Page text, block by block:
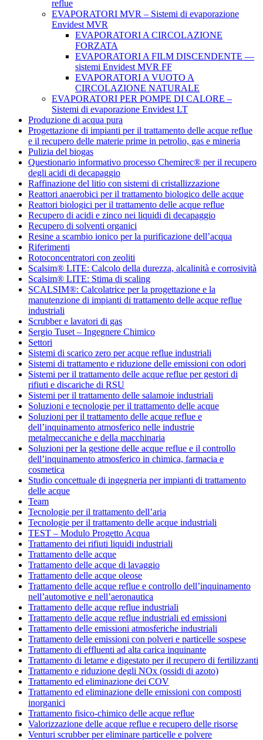
reflue
EVAPORATORI MVR – Sistemi di evaporazione
Envidest MVR
EVAPORATORI A CIRCOLAZIONE
FORZATA
EVAPORATORI A FILM DISCENDENTE —
sistemi Envidest MVR FF
EVAPORATORI A VUOTO A
CIRCOLAZIONE NATURALE
EVAPORATORI PER POMPE DI CALORE –
Sistemi di evaporazione Envidest LT
Produzione di acqua pura
Progettazione di impianti per il trattamento delle acque reflue
e il recupero delle materie prime in petrolio, gas e mineria
Pulizia del biogas
Questionario informativo processo Chemirec® per il recupero
degli acidi di decapaggio
Raffinazione del litio con sistemi di cristallizzazione
Reattori anaerobici per il trattamento biologico delle acque
Reattori biologici per il trattamento delle acque reflue
Recupero di acidi e zinco nei liquidi di decapaggio
Recupero di solventi organici
Resine a scambio ionico per la purificazione dell’acqua
Riferimenti
Rotoconcentratori con zeoliti
Scalsim® LITE: Calcolo della durezza, alcalinità e corrosività
Scalsim® LITE: Stima di scaling
SCALSIM®: Calcolatrice per la progettazione e la
manutenzione di impianti di trattamento delle acque reflue
industriali
Scrubber e lavatori di gas
Sergio Tuset – Ingegnere Chimico
Settori
Sistemi di scarico zero per acque reflue industriali
Sistemi di trattamento e riduzione delle emissioni con odori
Sistemi per il trattamento delle acque reflue per gestori di
rifiuti e discariche di RSU
Sistemi per il trattamento delle salamoie industriali
Soluzioni e tecnologie per il trattamento delle acque
Soluzioni per il trattamento delle acque reflue e
dell’inquinamento atmosferico nelle industrie
metalmeccaniche e della macchinaria
Soluzioni per la gestione delle acque reflue e il controllo
dell’inquinamento atmosferico in chimica, farmacia e
cosmetica
Studio concettuale di ingegneria per impianti di trattamento
delle acque
Team
Tecnologie per il trattamento dell’aria
Tecnologie per il trattamento delle acque industriali
TEST – Modulo Progetto Acqua
Trattamento dei rifiuti liquidi industriali
Trattamento delle acque
Trattamento delle acque di lavaggio
Trattamento delle acque oleose
Trattamento delle acque reflue e controllo dell’inquinamento
nell’automotive e nell’aeronautica
Trattamento delle acque reflue industriali
Trattamento delle acque reflue industriali ed emissioni
Trattamento delle emissioni atmosferiche industriali
Trattamento delle emissioni con polveri e particelle sospese
Trattamento di effluenti ad alta carica inquinante
Trattamento di letame e digestato per il recupero di fertilizzanti
Trattamento e riduzione degli NOx (ossidi di azoto)
Trattamento ed eliminazione dei COV
Trattamento ed eliminazione delle emissioni con composti
inorganici
Trattamento fisico-chimico delle acque reflue
Valorizzazione delle acque reflue e recupero delle risorse
Venturi scrubber per eliminare particelle e polvere